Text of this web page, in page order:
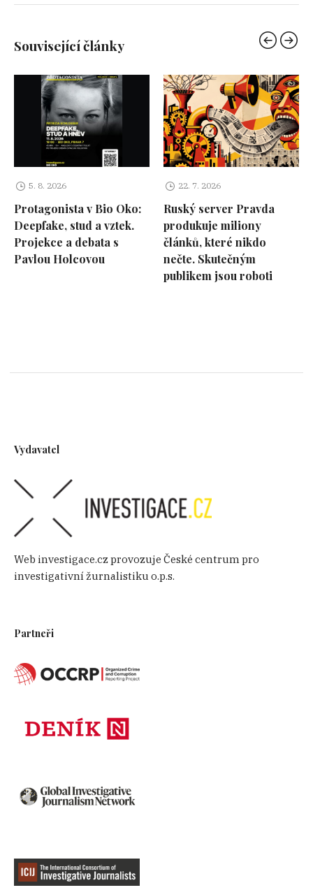
Související články
5. 8. 2026
Protagonista v Bio Oko:
Deepfake, stud a vztek.
Projekce a debata s
Pavlou Holcovou
22. 7. 2026
Ruský server Pravda
produkuje miliony
článků, které nikdo
nečte. Skutečným
publikem jsou roboti
Vydavatel
Web investigace.cz provozuje České centrum pro
investigativní žurnalistiku o.p.s.
Partneři